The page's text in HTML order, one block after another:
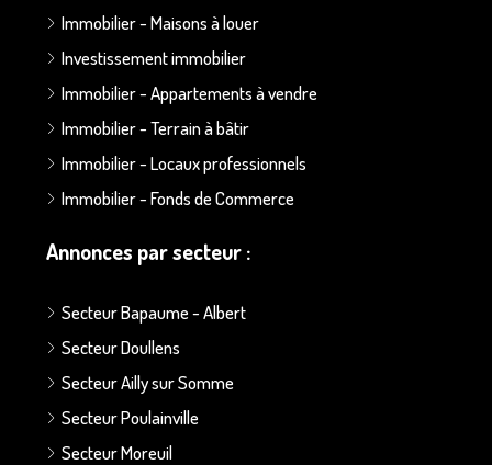
Immobilier - Maisons à louer
Investissement immobilier
Immobilier - Appartements à vendre
Immobilier - Terrain à bâtir
Immobilier - Locaux professionnels
Immobilier - Fonds de Commerce
Annonces par secteur :
Secteur Bapaume - Albert
Secteur Doullens
Secteur Ailly sur Somme
Secteur Poulainville
Secteur Moreuil